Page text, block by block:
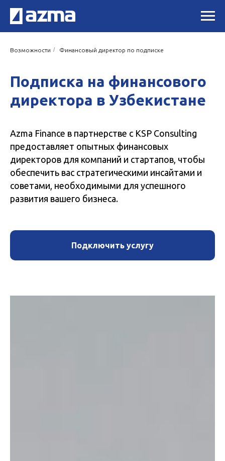
Возможности / Финансовый директор по подписке
Подписка на финансового
директора в Узбекистане
Azma Finance в партнерстве с KSP Consulting
предоставляет опытных финансовых
директоров для компаний и стартапов, чтобы
обеспечить вас стратегическими инсайтами и
советами, необходимыми для успешного
развития вашего бизнеса.
Подключить услугу